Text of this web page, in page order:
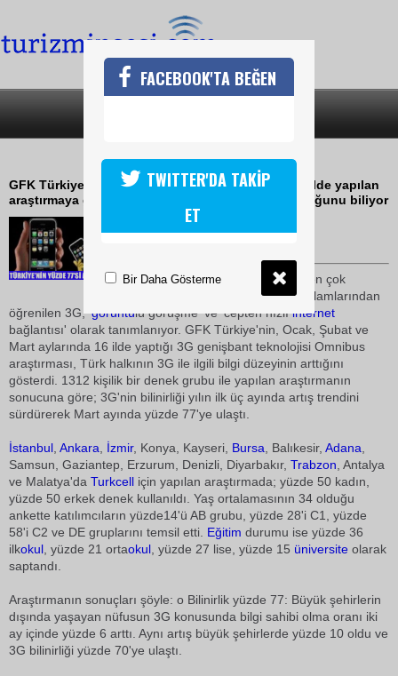
GFK TÜRKİYE ARAŞTIRDI
GFK Türkiye Omnibus Araştırmaları tarafından 16 ilde yapılan
araştırmaya göre halkın yüzde 77'si 3G'nin ne olduğunu biliyor
19 Mayıs 2009 / 15:04
Araştırma sonuçlarına göre en çok
Turkcellreklamlarından
öğrenilen 3G, 'görüntülü görüşme' ve 'cepten hızlıinternet
bağlantısı' olarak tanımlanıyor. GFK Türkiye'nin, Ocak, Şubat ve
Mart aylarında 16 ilde yaptığı 3G genişbant teknolojisi Omnibus
araştırması, Türk halkının 3G ile ilgili bilgi düzeyinin arttığını
gösterdi. 1312 kişilik bir denek grubu ile yapılan araştırmanın
sonucuna göre; 3G'nin bilinirliği yılın ilk üç ayında artış trendini
sürdürerek Mart ayında yüzde 77'ye ulaştı.
İstanbul Ankara İzmir, Konya, Kayseri, Bursa , Balıkesir, Adana
Samsun, Gaziantep, Erzurum, Denizli, Diyarbakır, Trabzon , Antalya
ve Malatya'da Turkcell için yapılan araştırmada; yüzde 50 kadın,
yüzde 50 erkek denek kullanıldı. Yaş ortalamasının 34 olduğu
ankette katılımcıların yüzde14'ü AB grubu, yüzde 28'i C1, yüzde
58'i C2 ve DE gruplarını temsil etti. Eğitim durumu ise yüzde 36
ilkokul , yüzde 21 ortaokul , yüzde 27 lise, yüzde 15 üniversite olarak
saptandı.
Araştırmanın sonuçları şöyle: o Bilinirlik yüzde 77: Büyük şehirlerin
dışında yaşayan nüfusun 3G konusunda bilgi sahibi olma oranı iki
ay içinde yüzde 6 arttı. Aynı artış büyük şehirlerde yüzde 10 oldu ve
3G bilinirliği yüzde 70'ye ulaştı.
FACEBOOK'TA BEĞEN
TWITTER'DA TAKİP
ET
Bir Daha Gösterme